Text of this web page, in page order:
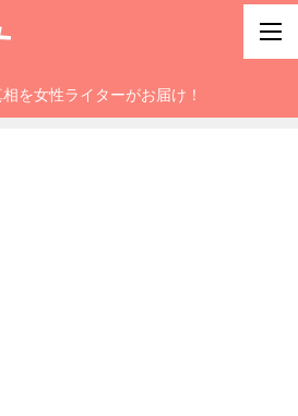
を女性ライターがお届け！